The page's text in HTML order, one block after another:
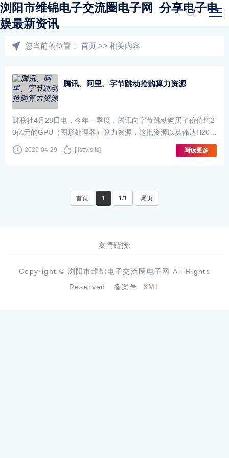
浏阳市维锦电子交流圈电子网_分享电子电
娱最新资讯
您当前的位置： 首页 >> 相关内容
腾讯、阿里、字节跳动抢购算力资源
财联社4月28日电，今年一季度，腾讯向字节跳动购买了价值约2
0亿元的GPU（图形处理器）算力资源，这批资源以英伟达H20卡
和服务器为主，腾讯元宝目前的更新主要使用来自字节的卡。除
了腾讯，一位知情人士称，阿里也在今···
2025-04-29 [list:visits] 阅读更多
首页 1 1/1 尾页
友情链接:
Copyright © 浏阳市维锦电子交流圈电子网 All Rights
Reserved备案号 XML